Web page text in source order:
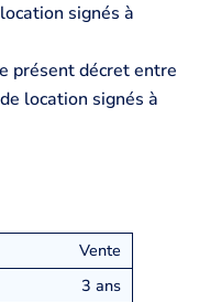
signés à
présent décret entre
location signés à
Vente
3 ans